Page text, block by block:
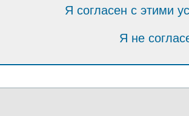
Я согласен с этими
Я не